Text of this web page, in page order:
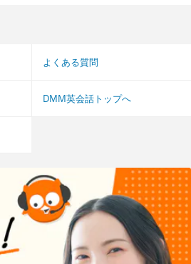
よくある質問
DMM英会話トップへ